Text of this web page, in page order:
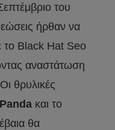
του
ήρθαν να
το Black Hat Seo
αναστάτωση
θρυλικές
και το
θα